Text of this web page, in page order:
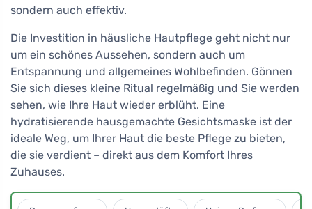
sondern auch effektiv.
Die Investition in häusliche Hautpflege geht nicht nur
um ein schönes Aussehen, sondern auch um
Entspannung und allgemeines Wohlbefinden. Gönnen
Sie sich dieses kleine Ritual regelmäßig und Sie werden
sehen, wie Ihre Haut wieder erblüht. Eine
hydratisierende hausgemachte Gesichtsmaske ist der
ideale Weg, um Ihrer Haut die beste Pflege zu bieten,
die sie verdient – direkt aus dem Komfort Ihres
Zuhauses.